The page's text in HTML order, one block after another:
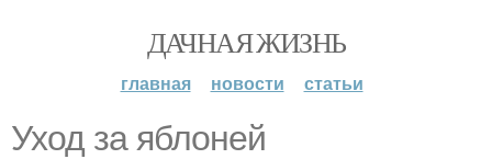
ДАЧНАЯ ЖИЗНЬ
главная новости статьи
Уход за яблоней